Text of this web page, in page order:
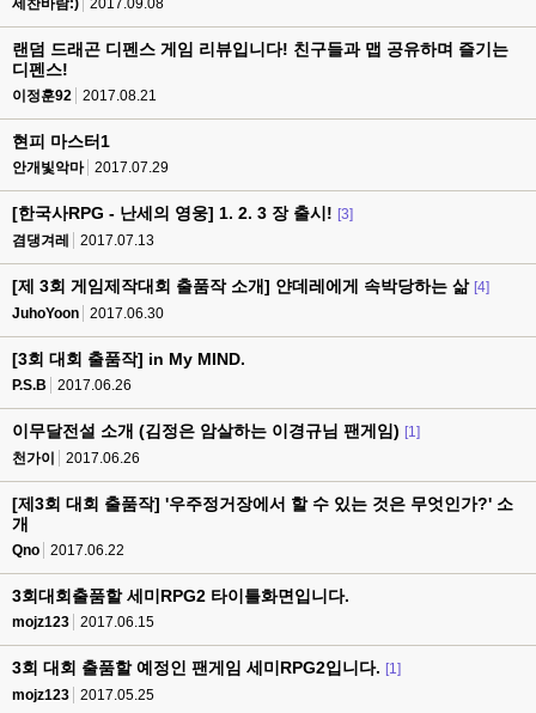
세찬바람:) 2017.09.08
랜덤 드래곤 디펜스 게임 리뷰입니다! 친구들과 맵 공유하며 즐기는
디펜스!
이정훈92 2017.08.21
현피 마스터1
안개빛악마 2017.07.29
[한국사RPG - 난세의 영웅] 1. 2. 3 장 출시! [3]
겸댕겨레
2017.07.13
[제 3회 게임제작대회 출품작 소개] 얀데레에게 속박당하는 삶 [4]
JuhoYoon
2017.06.30
[3회 대회 출품작] in My MIND.
P.S.B 2017.06.26
이무달전설 소개 (김정은 암살하는 이경규님 팬게임) [1]
천가이
2017.06.26
[제3회 대회 출품작] '우주정거장에서 할 수 있는 것은 무엇인가?' 소
개
Qno 2017.06.22
3회대회출품할 세미RPG2 타이틀화면입니다.
mojz123 2017.06.15
3회 대회 출품할 예정인 팬게임 세미RPG2입니다. [1]
mojz123
2017.05.25